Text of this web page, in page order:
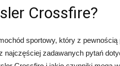
Crossfire?
sportowy, który z
najczęściej zadawanych pytań